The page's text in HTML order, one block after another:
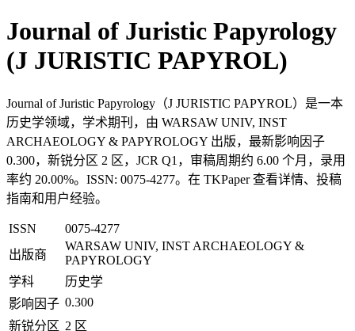
Journal of Juristic Papyrology
(J JURISTIC PAPYROL)
Journal of Juristic Papyrology（J JURISTIC PAPYROL）是一本
历史学领域，学术期刊，由 WARSAW UNIV, INST
ARCHAEOLOGY & PAPYROLOGY 出版，最新影响因子
0.300，新锐分区 2 区，JCR Q1，审稿周期约 6.00 个月，录用
率约 20.00%。ISSN: 0075-4277。在 TKPaper 查看详情、投稿
指南和用户经验。
ISSN
0075-4277
出版商
WARSAW UNIV, INST ARCHAEOLOGY &
PAPYROLOGY
学科
历史学
影响因子 0.300
新锐分区 2 区